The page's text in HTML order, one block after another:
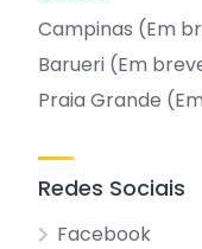
Campinas (Em
Barueri (Em
Praia Grande
Redes Sociais
Facebook